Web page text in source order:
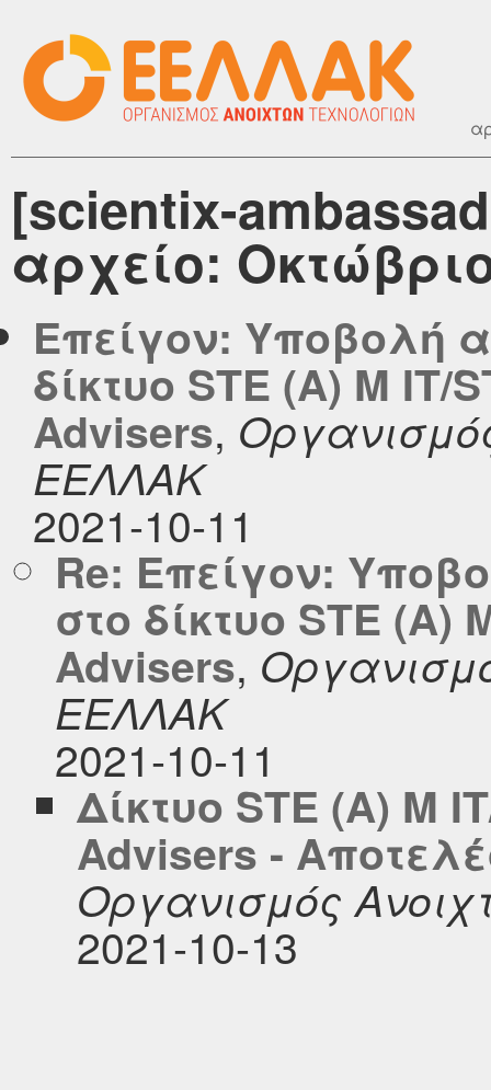
[scientix-
αρχείο:
Επείγον: Υποβολή
δίκτυο STE (A) M IT/
Advisers,
ΕΕΛΛΑΚ
2021-10-11
Re: Επείγον:
στο δίκτυο STE (A)
Advisers,
ΕΕΛΛΑΚ
2021-10-11
Δίκτυο STE (A) M
Advisers -
Οργανισμός
2021-10-13